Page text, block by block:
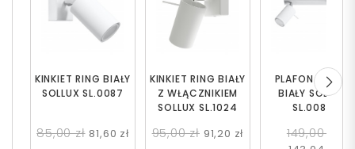
KINKIET RING BIAŁY
SOLLUX SL.0087
85,00 zł 81,60 zł
PLAFON RING 2
BIAŁY SOLLUX
SL.0088
149,00 zł
KINKIET RING BIAŁY
Z WŁĄCZNIKIEM
SOLLUX SL.1024
95,00 zł 91,20 zł